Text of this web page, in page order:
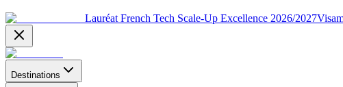
Lauréat French Tech Scale-Up Excellence 2026/2027
Destinations